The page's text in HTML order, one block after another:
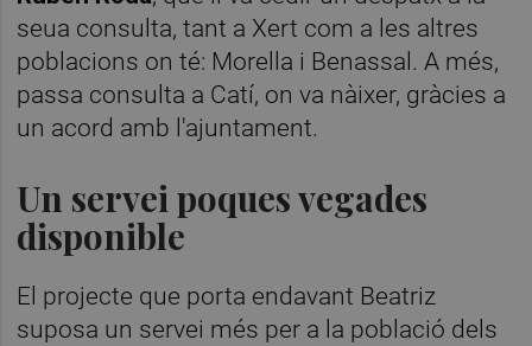
seua consulta, tant a Xert com a les altres
poblacions on té: Morella i Benassal. A més,
passa consulta a Catí, on va nàixer, gràcies a
un acord amb l'ajuntament.
Un servei poques vegades
disponible
El projecte que porta endavant Beatriz
suposa un servei més per a la població dels